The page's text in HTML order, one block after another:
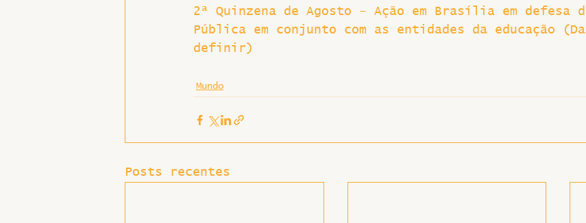
2ª Quinzena de Agosto – Ação em Brasília em defesa
Pública em conjunto com as entidades da educação
definir)
Mundo
Posts recentes